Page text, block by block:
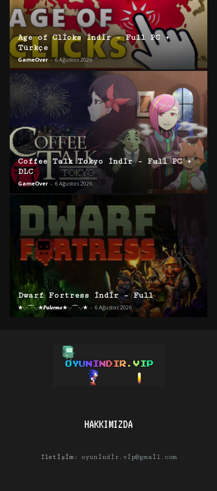
Age of Clicks İndir – Full PC +
Türkçe
GameOver - 6 Ağustos 2026
Coffee Talk Tokyo İndir – Full PC +
DLC
GameOver - 6 Ağustos 2026
Dwarf Fortress İndir – Full
★·.·´¯`·.·★𝑷𝒂𝒍𝒆𝒓𝒎𝒐★·.·´¯`·.·★ - 6 Ağustos 2026
HAKKIMIZDA
İletişim: oyunindir.vip@gmail.com